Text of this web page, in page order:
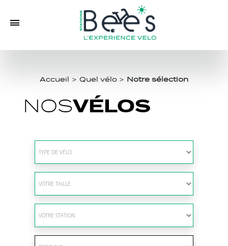
Accueil > Quel vélo > Notre sélection
NOSVÉLOS